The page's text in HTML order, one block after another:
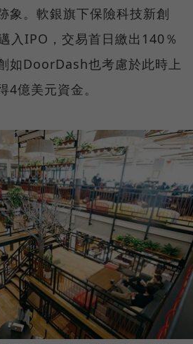
象。軟銀旗下保險科技新創
入IPO，交易首日繳出140％
如DoorDash也考慮於此時上
4億美元資金。